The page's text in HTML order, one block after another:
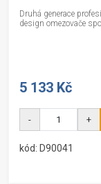
Druhá generace
design omezovače
5 133 Kč
- +
kód: D90041